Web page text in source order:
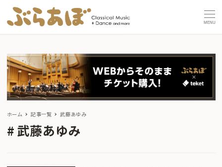
MENU
ホーム 記事一覧 武藤あゆみ
武藤あゆみ